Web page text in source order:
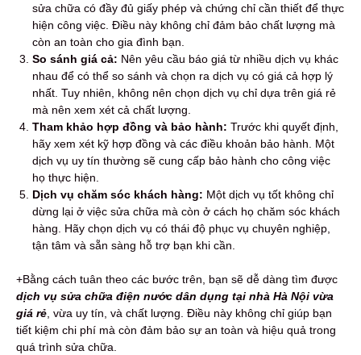
sửa chữa có đầy đủ giấy phép và chứng chỉ cần thiết để thực
hiện công việc. Điều này không chỉ đảm bảo chất lượng mà
còn an toàn cho gia đình bạn.
So sánh giá cả: Nên yêu cầu báo giá từ nhiều dịch vụ khác
nhau để có thể so sánh và chọn ra dịch vụ có giá cả hợp lý
nhất. Tuy nhiên, không nên chọn dịch vụ chỉ dựa trên giá rẻ
mà nên xem xét cả chất lượng.
Tham khảo hợp đồng và bảo hành: Trước khi quyết định,
hãy xem xét kỹ hợp đồng và các điều khoản bảo hành. Một
dịch vụ uy tín thường sẽ cung cấp bảo hành cho công việc
họ thực hiện.
Dịch vụ chăm sóc khách hàng: Một dịch vụ tốt không chỉ
dừng lại ở việc sửa chữa mà còn ở cách họ chăm sóc khách
hàng. Hãy chọn dịch vụ có thái độ phục vụ chuyên nghiệp,
tận tâm và sẵn sàng hỗ trợ bạn khi cần.
+Bằng cách tuân theo các bước trên, bạn sẽ dễ dàng tìm được
dịch vụ sửa chữa điện nước dân dụng tại nhà Hà Nội vừa
giá rẻ, vừa uy tín, và chất lượng. Điều này không chỉ giúp bạn
tiết kiệm chi phí mà còn đảm bảo sự an toàn và hiệu quả trong
quá trình sửa chữa.